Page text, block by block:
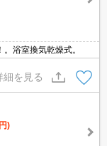
浴室換気乾燥式。
細を見る
)